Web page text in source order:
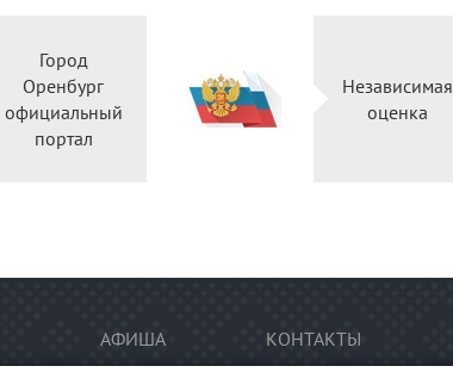
Город
Оренбург
официальный
портал
Независимая
оценка
АФИША КОНТАКТЫ